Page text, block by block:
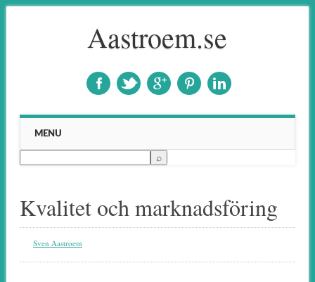
Aastroem.se
Main menu
Skip to content
MENU
Kvalitet och marknadsföring
Sven Aastroem